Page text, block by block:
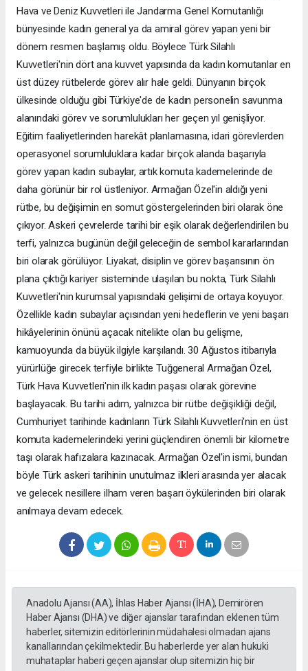
Hava ve Deniz Kuvvetleri ile Jandarma Genel Komutanlığı
bünyesinde kadın general ya da amiral görev yapan yeni bir
dönem resmen başlamış oldu. Böylece Türk Silahlı
Kuvvetleri'nin dört ana kuvvet yapısında da kadın komutanlar en
üst düzey rütbelerde görev alır hale geldi. Dünyanın birçok
ülkesinde olduğu gibi Türkiye'de de kadın personelin savunma
alanındaki görev ve sorumlulukları her geçen yıl genişliyor.
Eğitim faaliyetlerinden harekât planlamasına, idari görevlerden
operasyonel sorumluluklara kadar birçok alanda başarıyla
görev yapan kadın subaylar, artık komuta kademelerinde de
daha görünür bir rol üstleniyor. Armağan Özel'in aldığı yeni
rütbe, bu değişimin en somut göstergelerinden biri olarak öne
çıkıyor. Askeri çevrelerde tarihi bir eşik olarak değerlendirilen bu
terfi, yalnızca bugünün değil geleceğin de sembol kararlarından
biri olarak görülüyor. Liyakat, disiplin ve görev başarısının ön
plana çıktığı kariyer sisteminde ulaşılan bu nokta, Türk Silahlı
Kuvvetleri'nin kurumsal yapısındaki gelişimi de ortaya koyuyor.
Özellikle kadın subaylar açısından yeni hedeflerin ve yeni başarı
hikâyelerinin önünü açacak nitelikte olan bu gelişme,
kamuoyunda da büyük ilgiyle karşılandı. 30 Ağustos itibarıyla
yürürlüğe girecek terfiyle birlikte Tuğgeneral Armağan Özel,
Türk Hava Kuvvetleri'nin ilk kadın paşası olarak görevine
başlayacak. Bu tarihi adım, yalnızca bir rütbe değişikliği değil,
Cumhuriyet tarihinde kadınların Türk Silahlı Kuvvetleri'nin en üst
komuta kademelerindeki yerini güçlendiren önemli bir kilometre
taşı olarak hafızalara kazınacak. Armağan Özel'in ismi, bundan
böyle Türk askeri tarihinin unutulmaz ilkleri arasında yer alacak
ve gelecek nesillere ilham veren başarı öykülerinden biri olarak
anılmaya devam edecek.
Anadolu Ajansı (AA), İhlas Haber Ajansı (İHA), Demirören
Haber Ajansı (DHA) ve diğer ajanslar tarafından eklenen tüm
haberler, sitemizin editörlerinin müdahalesi olmadan ajans
kanallarından çekilmektedir. Bu haberlerde yer alan hukuki
muhataplar haberi geçen ajanslar olup sitemizin hiç bir